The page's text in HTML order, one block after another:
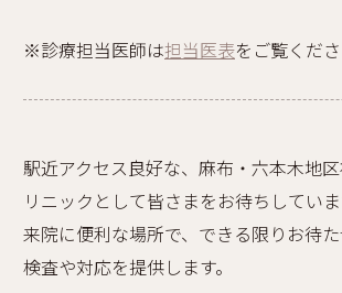
※診療担当医師は担当医表をご覧くださ
駅近アクセス良好な、麻布・六本木地
リニックとして皆さまをお待ちしていま
来院に便利な場所で、できる限りお待
検査や対応を提供します。